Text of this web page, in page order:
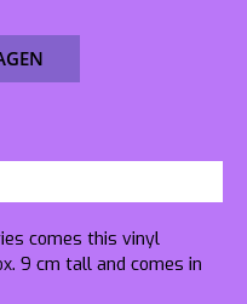
comes this vinyl
9 cm tall and comes in